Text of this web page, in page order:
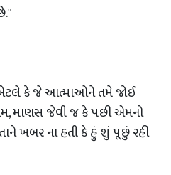
કે જે આત્માઓને તમે જોઈ
માણસ જેવી જ કે પછી એમનો
ખબર ના હતી કે હું શું પૂછું રહી